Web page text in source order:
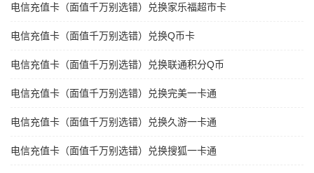
电信充值卡（面值千万别选错）兑换家乐福超市卡
电信充值卡（面值千万别选错）兑换Q币卡
电信充值卡（面值千万别选错）兑换联通积分Q币
电信充值卡（面值千万别选错）兑换完美一卡通
电信充值卡（面值千万别选错）兑换久游一卡通
电信充值卡（面值千万别选错）兑换搜狐一卡通